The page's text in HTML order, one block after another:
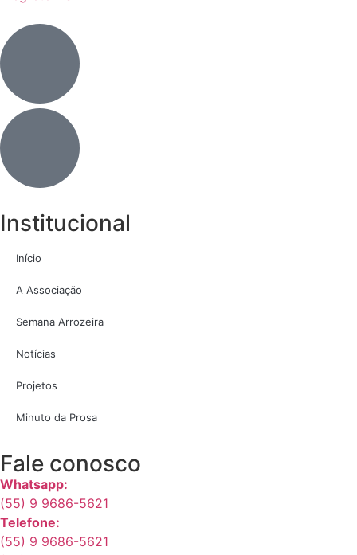
Institucional
Início
A Associação
Semana Arrozeira
Notícias
Projetos
Minuto da Prosa
Fale conosco
Whatsapp:
(55) 9 9686-5621
Telefone:
(55) 9 9686-5621